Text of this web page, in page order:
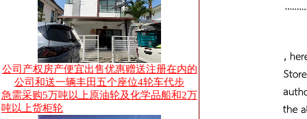
公司产权房产便宜出售优惠赠送注册在内的
公司和送一辆丰田五个座位4轮车代步
急需采购5万吨以上原油轮及化学品船和2万
吨以上货柜轮